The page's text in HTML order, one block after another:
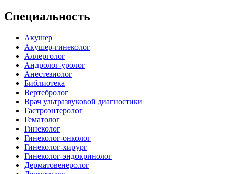
Специальность
Акушер
Акушер-гинеколог
Аллерголог
Андролог-уролог
Анестезиолог
Библиотека
Вертебролог
Врач ультразвуковой диагностики
Гастроэнтеролог
Гематолог
Гинеколог
Гинеколог-онколог
Гинеколог-хирург
Гинеколог-эндокринолог
Дерматовенеролог